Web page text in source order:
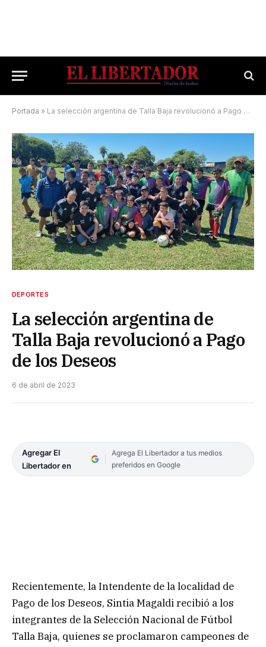
Portada » La selección argentina de Talla Baja revolucionó a Pago de los Deseos
DEPORTES
La selección argentina de
Talla Baja revolucionó a Pago
de los Deseos
6 de abril de 2023
Agregar El
Libertador en
Agrega El Libertador a tus medios
preferidos en Google
Recientemente, la Intendente de la localidad de
Pago de los Deseos, Sintia Magaldi recibió a los
integrantes de la Selección Nacional de Fútbol
Talla Baja, quienes se proclamaron campeones de